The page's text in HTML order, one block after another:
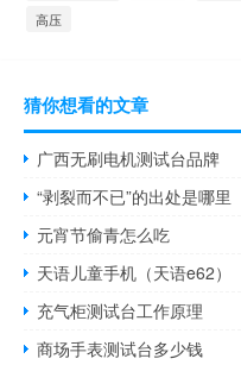
高压
猜你想看的文章
广西无刷电机测试台品牌
“剥裂而不已”的出处是哪里
元宵节偷青怎么吃
天语儿童手机（天语e62）
充气柜测试台工作原理
商场手表测试台多少钱